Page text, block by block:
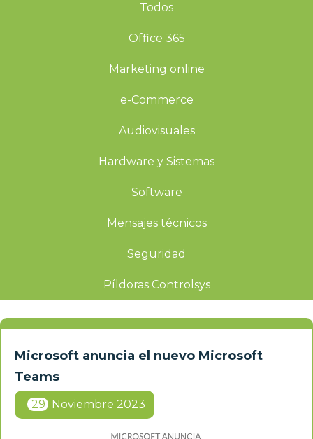
Todos
Office 365
Marketing online
e-Commerce
Audiovisuales
Hardware y Sistemas
Software
Mensajes técnicos
Seguridad
Píldoras Controlsys
Microsoft anuncia el nuevo Microsoft
Teams
29 Noviembre 2023